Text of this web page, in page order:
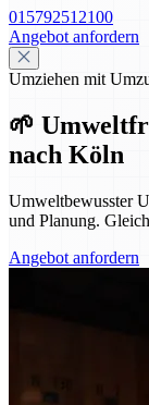
015792512100
Angebot anfordern
Umziehen mit
🌱
nach Köln
Umweltbewusster
und Planung.
Angebot anfordern